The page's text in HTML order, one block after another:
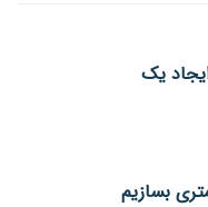
یک
بسازیم